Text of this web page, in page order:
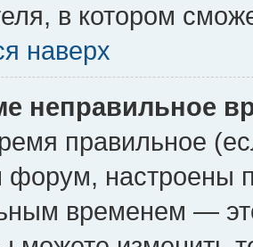
в котором
наверх
неправильное
правильное
настроены
временем —